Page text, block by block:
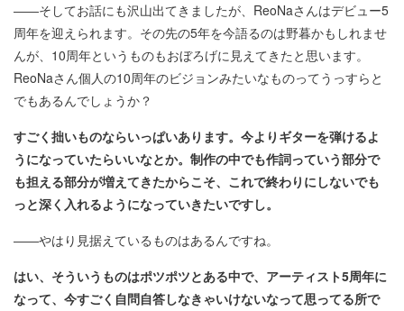
――そしてお話にも沢山出てきましたが、ReoNaさんはデビュー5
周年を迎えられます。その先の5年を今語るのは野暮かもしれませ
んが、10周年というものもおぼろげに見えてきたと思います。
ReoNaさん個人の10周年のビジョンみたいなものってうっすらと
でもあるんでしょうか？
すごく拙いものならいっぱいあります。今よりギターを弾けるよ
うになっていたらいいなとか。制作の中でも作詞っていう部分で
も担える部分が増えてきたからこそ、これで終わりにしないでも
っと深く入れるようになっていきたいですし。
――やはり見据えているものはあるんですね。
はい、そういうものはポツポツとある中で、アーティスト5周年に
なって、今すごく自問自答しなきゃいけないなって思ってる所で